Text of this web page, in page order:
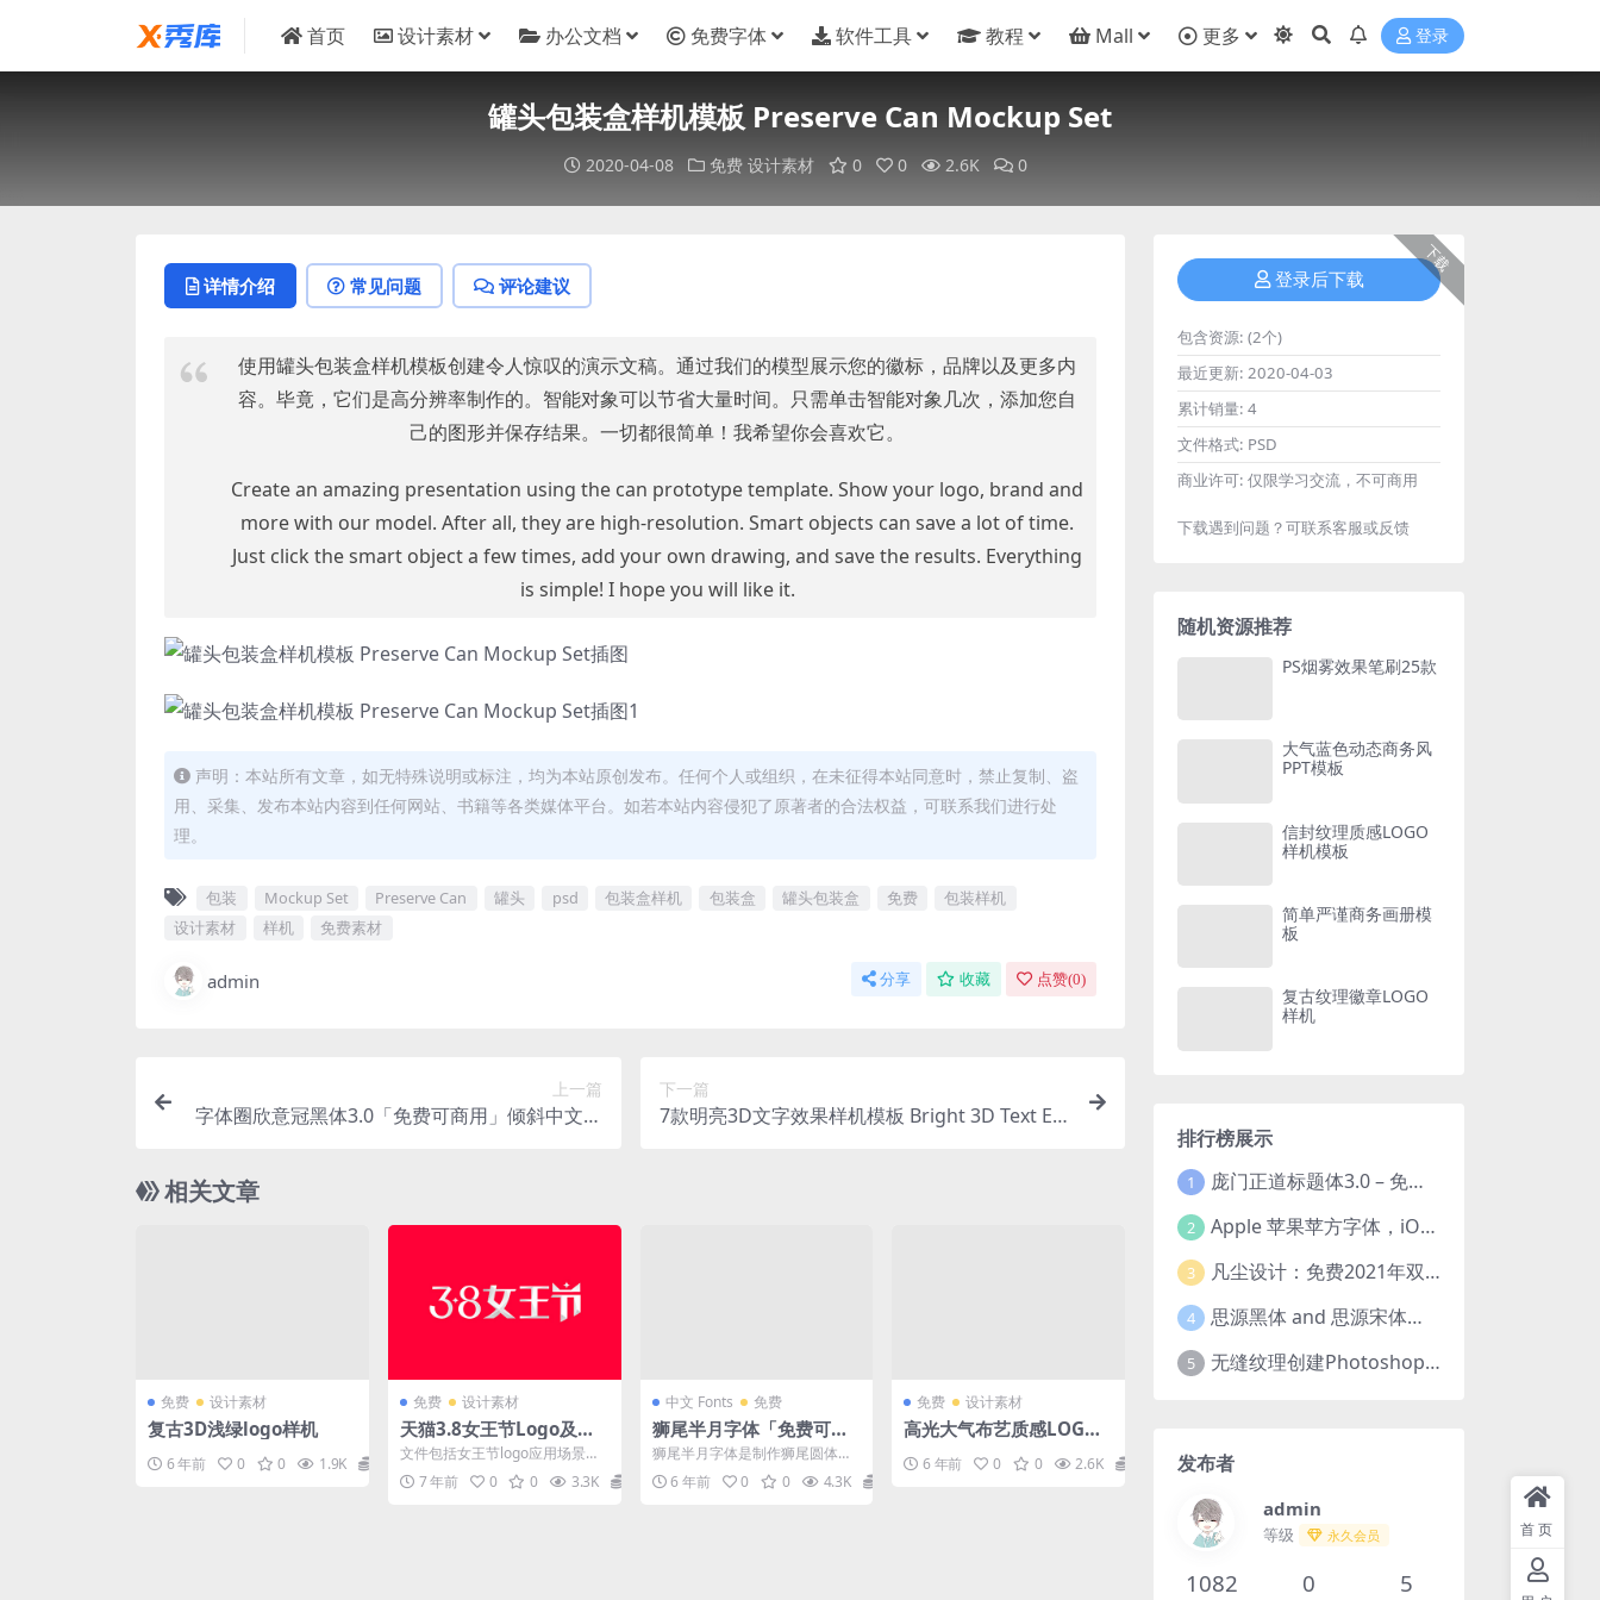
首页 设计素材 办公文档 免费字体 软件工具 教程 Mall 更多 登录
罐头包装盒样机模板 Preserve Can Mockup Set
2020-04-08 免费 设计素材 0 0 2.6K 0
详情介绍 常见问题 评论建议
使用罐头包装盒样机模板创建令人惊叹的演示文稿。通过我们的模型展示您的徽标，品牌以及更多内
容。毕竟，它们是高分辨率制作的。智能对象可以节省大量时间。只需单击智能对象几次，添加您自
己的图形并保存结果。一切都很简单！我希望你会喜欢它。
Create an amazing presentation using the can prototype template. Show your logo, brand and
more with our model. After all, they are high-resolution. Smart objects can save a lot of time.
Just click the smart object a few times, add your own drawing, and save the results. Everything
is simple! I hope you will like it.
声明：本站所有文章，如无特殊说明或标注，均为本站原创发布。任何个人或组织，在未征得本站同意时，禁止复制、盗
用、采集、发布本站内容到任何网站、书籍等各类媒体平台。如若本站内容侵犯了原著者的合法权益，可联系我们进行处
理。
包装 Mockup Set Preserve Can 罐头 psd 包装盒样机 包装盒 罐头包装盒 免费
包装样机
设计素材
样机 免费素材
admin 分享 收藏 点赞(0)
上一篇
字体圈欣意冠黑体3.0「免费可商用」倾斜中文字
下一篇
7款明亮3D文字效果样机模板 Bright 3D Text Eff
相关文章
免费 设计素材
复古3D浅绿logo样机
6 年前 0 0 1.9K
免费 设计素材
天猫3.8女王节Logo及品
牌规范文件下载
文件包括女王节logo应用场景：
所有年货节相关活动页面、VC
R、氛围修饰、周边设...
7 年前 0 0 3.3K
中文 Fonts 免费
狮尾半月字体「免费可商
用」
狮尾半月字体是制作狮尾圆体意
外而得的一款字体，狮尾半月字
体基于思源黑体的拔脚和加...
6 年前 0 0 4.3K
免费 设计素材
高光大气布艺质感LOGO
6 年前 0 0 2.6K
下载
登录后下载
包含资源: (2个)
最近更新: 2020-04-03
累计销量: 4
文件格式: PSD
商业许可: 仅限学习交流，不可商用
下载遇到问题？可联系客服或反馈
随机资源推荐
PS烟雾效果笔刷25款
大气蓝色动态商务风
PPT模板
信封纹理质感LOGO
样机模板
简单严谨商务画册模
板
复古纹理徽章LOGO
样机
排行榜展示
1 庞门正道标题体3.0 – 免费可商用中文字体！
2 Apple 苹果苹方字体，iOS、macOS、tvOS系统默认字体
3 凡尘设计：免费2021年双十一活动主题字体！
4 思源黑体 and 思源宋体（免费商用）全套字体下载
5 无缝纹理创建Photoshop插件 Seamless Pattern Creation Kit
发布者
admin
等级 永久会员
1082 0 5
首页